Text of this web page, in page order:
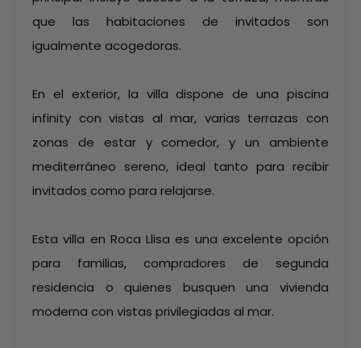
que las habitaciones de invitados son
igualmente acogedoras.
En el exterior, la villa dispone de una piscina
infinity con vistas al mar, varias terrazas con
zonas de estar y comedor, y un ambiente
mediterráneo sereno, ideal tanto para recibir
invitados como para relajarse.
Esta villa en Roca Llisa es una excelente opción
para familias, compradores de segunda
residencia o quienes busquen una vivienda
moderna con vistas privilegiadas al mar.